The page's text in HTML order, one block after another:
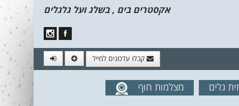
אקסטרים בים , בשלג ועל גלגלים
קבלו עדכונים למייל
חמים מהאתר
גלים
מצלמות חוף